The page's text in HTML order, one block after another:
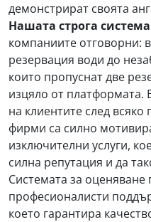
демонстрират своята
Нашата строга
компаниите отговорни:
резервация води до
които пропуснат две
изцяло от платформата.
на клиентите след
фирми са силно
изключителни услуги,
силна репутация и да
Системата за
професионалисти
което гарантира